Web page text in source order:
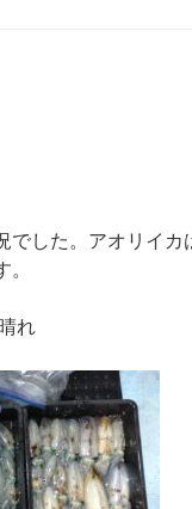
でした。アオリイカ
れ